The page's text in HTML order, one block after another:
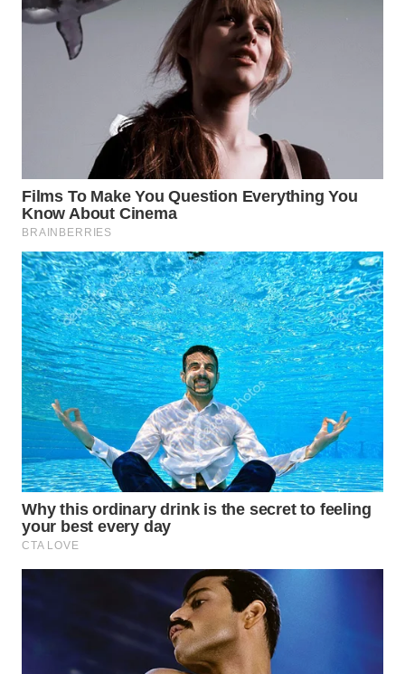
Wahana
WAHANA
ADVOKAT
WAHANA
INFRASTRUKTUR
WAHANA
KONSUMEN
WAHANA
LISTRIK
WAHANA
TRAVEL